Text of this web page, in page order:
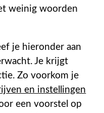
weinig woorden
je hieronder aan
Je krijgt
Zo voorkom je
en instellingen
een voorstel op